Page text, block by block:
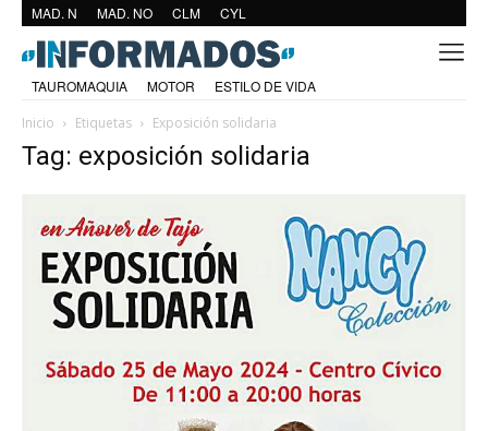
MAD. N MAD. NO CLM CYL
TAUROMAQUIA MOTOR
ESTILO DE VIDA
Inicio
Etiquetas Exposición solidaria
Tag: exposición solidaria